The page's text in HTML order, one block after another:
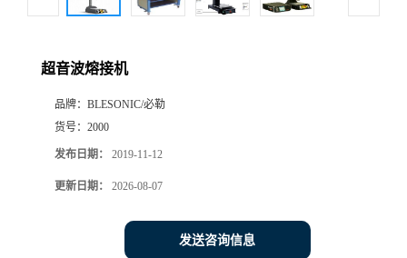
超音波熔接机
品牌： BLESONIC/必勒
货号： 2000
发布日期： 2019-11-12
更新日期： 2026-08-07
发送咨询信息